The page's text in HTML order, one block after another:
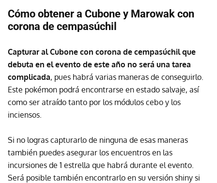
Cómo obtener a Cubone y Marowak con
corona de cempasúchil
Capturar al Cubone con corona de cempasúchil que
debuta en el evento de este año no será una tarea
complicada, pues habrá varias maneras de conseguirlo.
Este pokémon podrá encontrarse en estado salvaje, así
como ser atraído tanto por los módulos cebo y los
inciensos.
Si no logras capturarlo de ninguna de esas maneras
también puedes asegurar los encuentros en las
incursiones de 1 estrella que habrá durante el evento.
Será posible también encontrarlo en su versión shiny si